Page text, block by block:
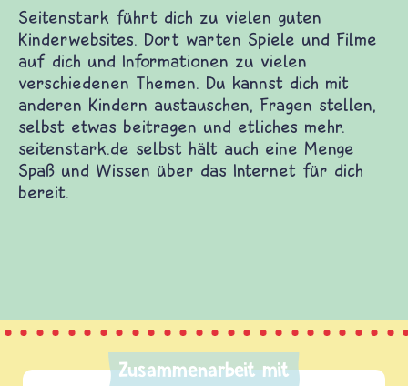
Dort warten Spiele und Filme auf
Themen. Du kannst dich mit anderen Kindern
und etliches mehr. seitenstark.de selbst
Zusammenarbeit mit